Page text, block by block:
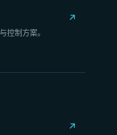
控制方案。
↗
↗